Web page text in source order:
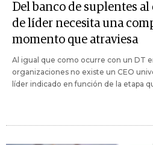
Del banco de suplentes
de líder necesita una
momento que atraviesa
Al igual que como ocurre con un DT
organizaciones no existe un CEO
líder indicado en función de la etapa